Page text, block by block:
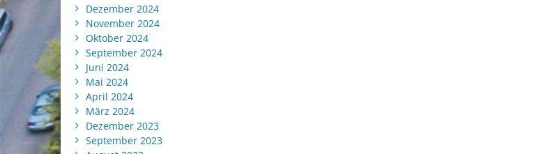
Dezember 2024
November 2024
Oktober 2024
September 2024
Juni 2024
Mai 2024
April 2024
März 2024
Dezember 2023
September 2023